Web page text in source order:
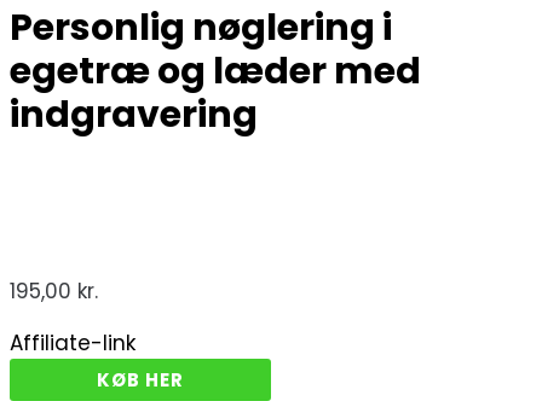
Personlig nøglering i
egetræ og læder med
indgravering
195,00 kr.
Affiliate-link
KØB HER